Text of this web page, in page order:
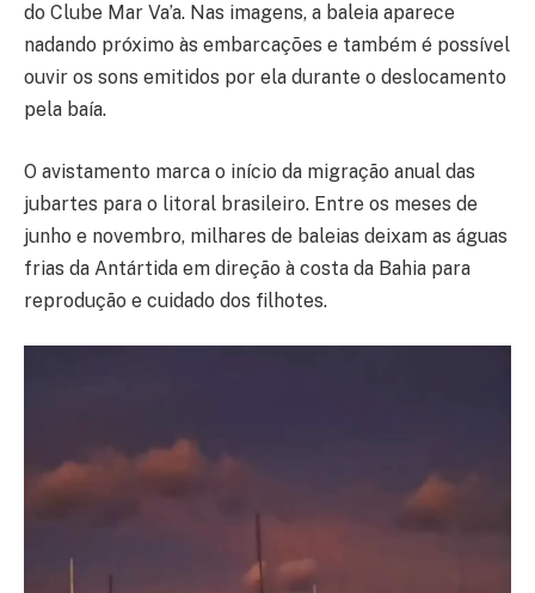
do Clube Mar Va’a. Nas imagens, a baleia aparece
nadando próximo às embarcações e também é possível
ouvir os sons emitidos por ela durante o deslocamento
pela baía.
O avistamento marca o início da migração anual das
jubartes para o litoral brasileiro. Entre os meses de
junho e novembro, milhares de baleias deixam as águas
frias da Antártida em direção à costa da Bahia para
reprodução e cuidado dos filhotes.